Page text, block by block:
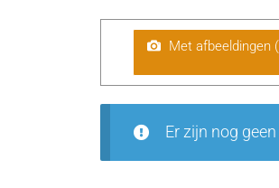
Met afbeeldingen (
Er zijn nog